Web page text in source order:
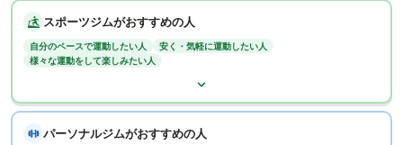
スポーツジムがおすすめの人
自分のペースで運動したい人
安く・気軽に運動したい人
様々な運動をして楽しみたい人
パーソナルジムがおすすめの人